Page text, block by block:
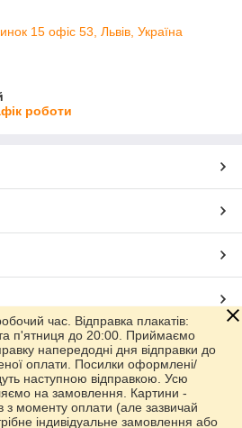
15 офіс 53, Львів, Україна
роботи
Prom.ua
час. Відправка плакатів:
п'ятниця до 20:00. Приймаємо
напередодні дня відправки до
оплати. Посилки оформлені/
наступною відправкою. Усю
на замовлення. Картини -
з моменту оплати (але зазвичай
індивідуальне замовлення або